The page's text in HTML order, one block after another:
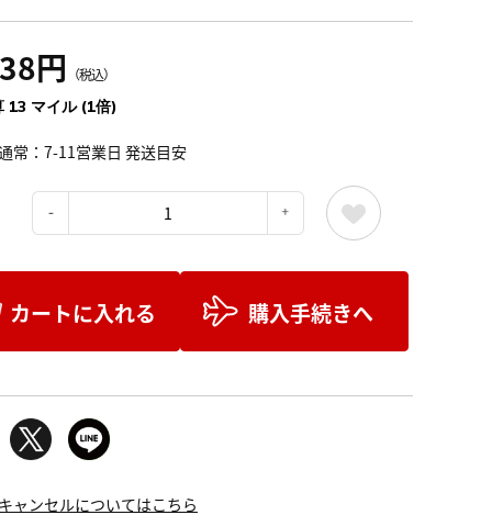
円 （税込）
13 マイル (1倍)
常：7-11営業日 発送目安
カートに入れる 購入手続きへ
ャンセルについてはこちら